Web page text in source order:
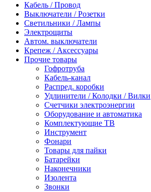
Кабель / Провод
Выключатели / Розетки
Светильники / Лампы
Электрощиты
Автом. выключатели
Крепеж / Аксессуары
Прочие товары
Гофротруба
Кабель-канал
Распред. коробки
Удлинители / Колодки / Вилки
Счетчики электроэнергии
Оборудование и автоматика
Комплектующие ТВ
Инструмент
Фонари
Товары для пайки
Батарейки
Наконечники
Изолента
Звонки